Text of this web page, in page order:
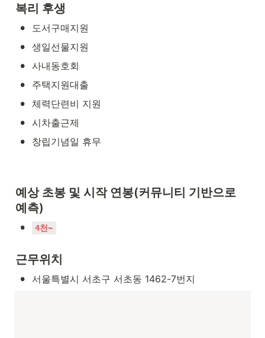
복리 후생
• 도서구매지원
• 생일선물지원
• 사내동호회
• 주택지원대출
• 체력단련비 지원
• 시차출근제
• 창립기념일 휴무
예상 초봉 및 시작 연봉(커뮤니티 기반으로
예측)
• 4천~
근무위치
• 서울특별시 서초구 서초동 1462-7번지